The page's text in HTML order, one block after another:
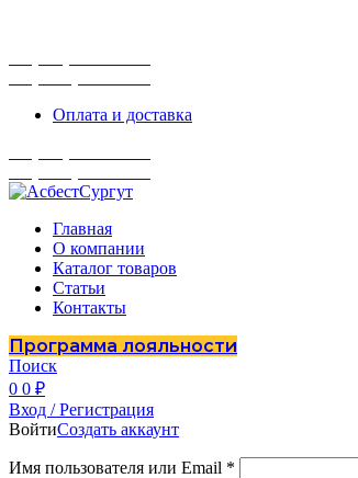
Оплата и доставка
Главная
О компании
Каталог товаров
Статьи
Контакты
Программа лояльности
Поиск
0 0 ₽
Вход / Регистрация
ВойтиСоздать аккаунт
Имя пользователя или Email *